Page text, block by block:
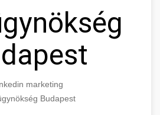
marketing
Budapest